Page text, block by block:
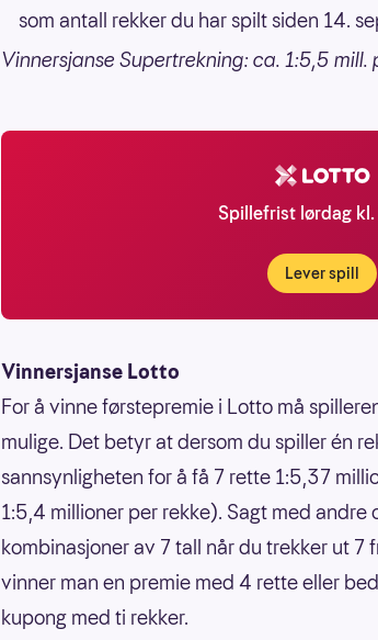
som antall rekker du har spilt siden 14.
Vinnersjanse Supertrekning: ca. 1:5,5 mill.
Spillefrist lørdag
Lever spill
Vinnersjanse Lotto
For å vinne førstepremie i Lotto må
mulige. Det betyr at dersom du spiller én
sannsynligheten for å få 7 rette 1:5,37
1:5,4 millioner per rekke). Sagt med
kombinasjoner av 7 tall når du trekker ut
vinner man en premie med 4 rette eller
kupong med ti rekker.